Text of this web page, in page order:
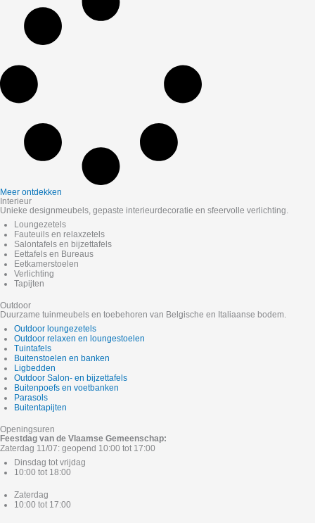
Meer ontdekken
Interieur
Unieke designmeubels, gepaste interieurdecoratie en sfeervolle verlichting.
Loungezetels
Fauteuils en relaxzetels
Salontafels en bijzettafels
Eettafels en Bureaus
Eetkamerstoelen
Verlichting
Tapijten
Outdoor
Duurzame tuinmeubels en toebehoren van Belgische en Italiaanse bodem.
Outdoor loungezetels
Outdoor relaxen en loungestoelen
Tuintafels
Buitenstoelen en banken
Ligbedden
Outdoor Salon- en bijzettafels
Buitenpoefs en voetbanken
Parasols
Buitentapijten
Openingsuren
Feestdag van de Vlaamse Gemeenschap:
Zaterdag 11/07: geopend 10:00 tot 17:00
Dinsdag tot vrijdag
10:00 tot 18:00
Zaterdag
10:00 tot 17:00